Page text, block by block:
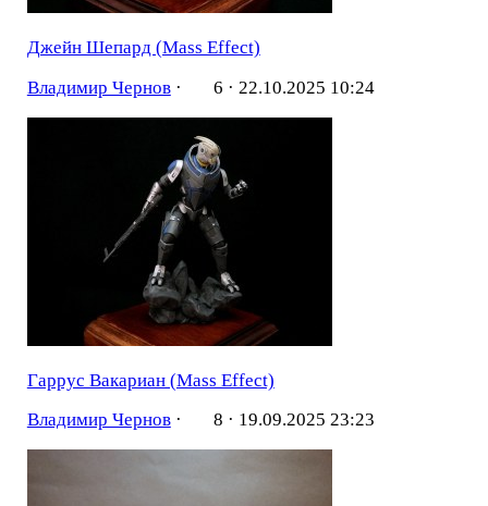
Джейн Шепард (Mass Effect)
Владимир Чернов· 6 · 22.10.2025 10:24
Гаррус Вакариан (Mass Effect)
Владимир Чернов· 8 · 19.09.2025 23:23